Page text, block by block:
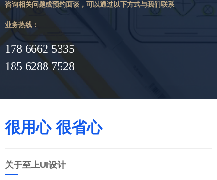
咨询相关问题或预约面谈，可以通过以下方式与我们联系
业务热线：
178 6662 5335
185 6288 7528
很用心 很省心
关于至上UI设计